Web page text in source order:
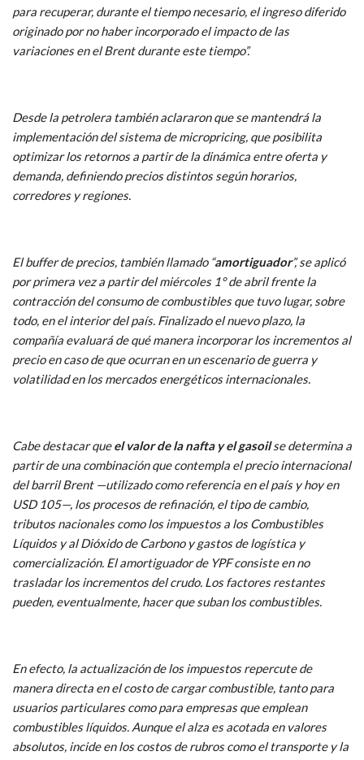
para recuperar, durante el tiempo necesario, el ingreso diferido
originado por no haber incorporado el impacto de las
variaciones en el Brent durante este tiempo”.
Desde la petrolera también aclararon que se mantendrá la
implementación del sistema de micropricing, que posibilita
optimizar los retornos a partir de la dinámica entre oferta y
demanda, definiendo precios distintos según horarios,
corredores y regiones.
El buffer de precios, también llamado “amortiguador”, se aplicó
por primera vez a partir del miércoles 1° de abril frente la
contracción del consumo de combustibles que tuvo lugar, sobre
todo, en el interior del país. Finalizado el nuevo plazo, la
compañía evaluará de qué manera incorporar los incrementos al
precio en caso de que ocurran en un escenario de guerra y
volatilidad en los mercados energéticos internacionales.
Cabe destacar queel valor de la nafta y el gasoilse determina a
partir de una combinación que contempla el precio internacional
del barril Brent —utilizado como referencia en el país y hoy en
USD 105—, los procesos de refinación, el tipo de cambio,
tributos nacionales como los impuestos a los Combustibles
Líquidos y al Dióxido de Carbono y gastos de logística y
comercialización. El amortiguador de YPF consiste en no
trasladar los incrementos del crudo. Los factores restantes
pueden, eventualmente, hacer que suban los combustibles.
En efecto, la actualización de los impuestos repercute de
manera directa en el costo de cargar combustible, tanto para
usuarios particulares como para empresas que emplean
combustibles líquidos. Aunque el alza es acotada en valores
absolutos, incide en los costos de rubros como el transporte y la